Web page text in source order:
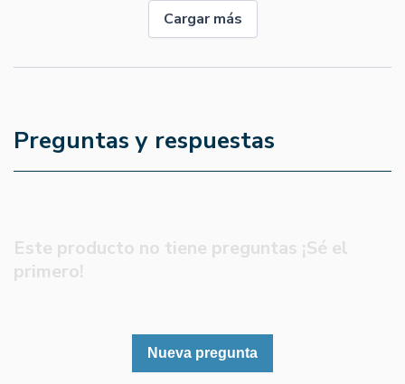
Cargar más
Preguntas y respuestas
Este producto no tiene preguntas ¡Sé el
primero!
Nueva pregunta